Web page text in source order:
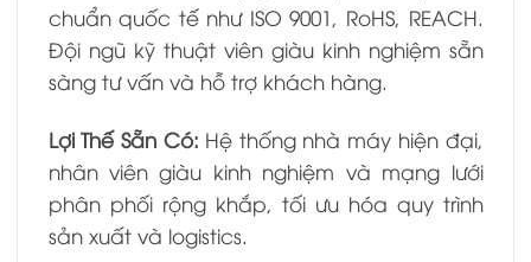
chuẩn quốc tế như ISO 9001, RoHS, REACH.
Đội ngũ kỹ thuật viên giàu kinh nghiệm sẵn
sàng tư vấn và hỗ trợ khách hàng.
Lợi Thế Sẵn Có: Hệ thống nhà máy hiện đại,
nhân viên giàu kinh nghiệm và mạng lưới
phân phối rộng khắp, tối ưu hóa quy trình
sản xuất và logistics.